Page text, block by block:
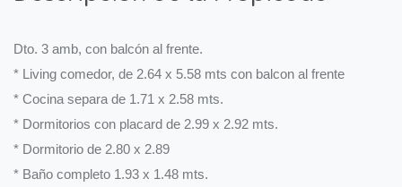
Dto. 3 amb, con balcón al frente.
* Living comedor, de 2.64 x 5.58 mts con balcon al frente
* Cocina separa de 1.71 x 2.58 mts.
* Dormitorios con placard de 2.99 x 2.92 mts.
* Dormitorio de 2.80 x 2.89
* Baño completo 1.93 x 1.48 mts.